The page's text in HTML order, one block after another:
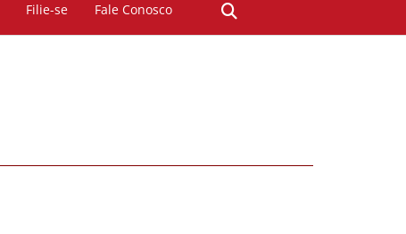
Filie-se Fale Conosco